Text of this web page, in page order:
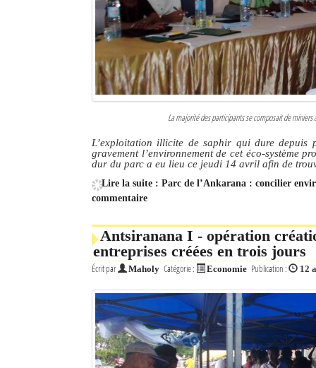
La majorité des participants se composait de
L’exploitation illicite de saphir qui dure depuis
gravement l’environnement de cet éco-système
dur du parc a eu lieu ce jeudi 14 avril afin de
Lire la suite : Parc de l’Ankarana : concilier
commentaire
Antsiranana I - opération
entreprises créées en trois jours
Écrit par Maholy Catégorie : Economie Publication : 12